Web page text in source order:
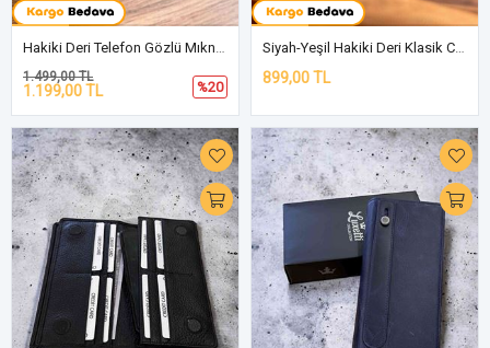
Hakiki Deri Telefon Gözlü Mıknatıslı Siyah Cüzdan DD2727
1.199,00 TL
1.499,00 TL
%20
Siyah-Yeşil Hakiki Deri Klasik Cüzdan DD02
899,00 TL